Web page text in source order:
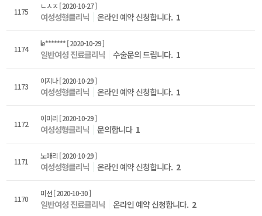
1175
ㄴㅅㅈ [ 2020-10-27 ]
여성성형클리닉 온라인 예약 신청합니다. 1
1174
le*******[ 2020-10-29 ]
일반여성 진료클리닉 수술문의 드립니다. 1
1173
이지나[ 2020-10-29 ]
여성성형클리닉 온라인 예약 신청합니다. 1
1172
이미리[ 2020-10-29 ]
여성성형클리닉 문의합니다 1
1171
노애리[ 2020-10-29 ]
여성성형클리닉 온라인 예약 신청합니다. 2
1170
미선[ 2020-10-30 ]
일반여성 진료클리닉 온라인 예약 신청합니다. 2